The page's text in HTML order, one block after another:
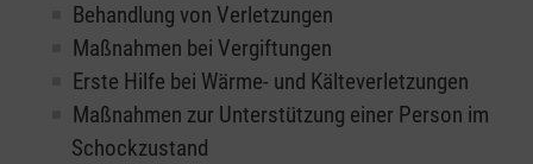
Behandlung von Verletzungen
Maßnahmen bei Vergiftungen
Erste Hilfe bei Wärme- und Kälteverletzungen
Maßnahmen zur Unterstützung einer Person im
Schockzustand